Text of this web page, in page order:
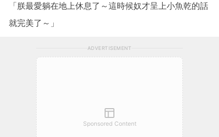
「朕最愛躺在地上休息了～這時候奴才呈上小魚乾的話
就完美了～」
ADVERTISEMENT
Sponsored Content